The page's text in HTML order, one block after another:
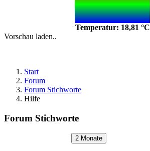
Temperatur: 18,81 °C
Vorschau laden..
Start
Forum
Forum Stichworte
Hilfe
Forum Stichworte
2 Monate